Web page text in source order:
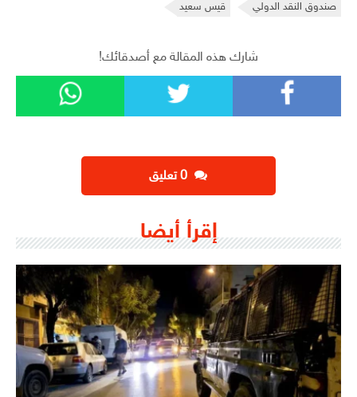
صندوق النقد الدولي قيس سعيد
شارك هذه المقالة مع أصدقائك!
إقرأ أيضا